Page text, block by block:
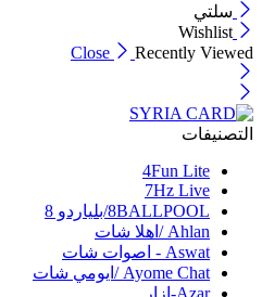
سلتي
Wishlist
Close
Recently Viewed
التصنيفات
4Fun Lite
7Hz Live
8BALLPOOL/بلياردو 8
Ahlan /اهلا شات
Aswat - اصوات شات
Ayome Chat /ايومي شات
Azar-ازار